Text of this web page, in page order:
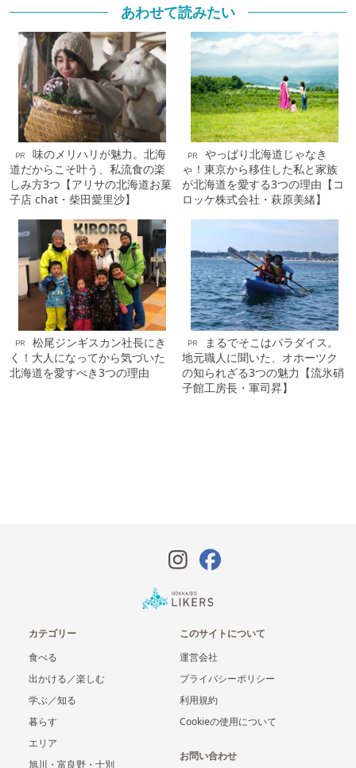
あわせて読みたい
PR
味のメリハリが魅力。北海
道だからこそ叶う、私流食の楽
しみ方3つ【アリサの北海道お菓
子店 chat・柴田愛里沙】
PR
やっぱり北海道じゃなき
ゃ！東京から移住した私と家族
が北海道を愛する3つの理由【コ
ロッケ株式会社・萩原美緒】
PR
松尾ジンギスカン社長にき
く！大人になってから気づいた
北海道を愛すべき3つの理由
PR
まるでそこはパラダイス。
地元職人に聞いた、オホーツク
の知られざる3つの魅力【流氷硝
子館工房長・軍司昇】
カテゴリー
食べる
出かける／楽しむ
学ぶ／知る
暮らす
エリア
旭川・富良野・士別
このサイトについて
運営会社
プライバシーポリシー
利用規約
Cookieの使用について
お問い合わせ